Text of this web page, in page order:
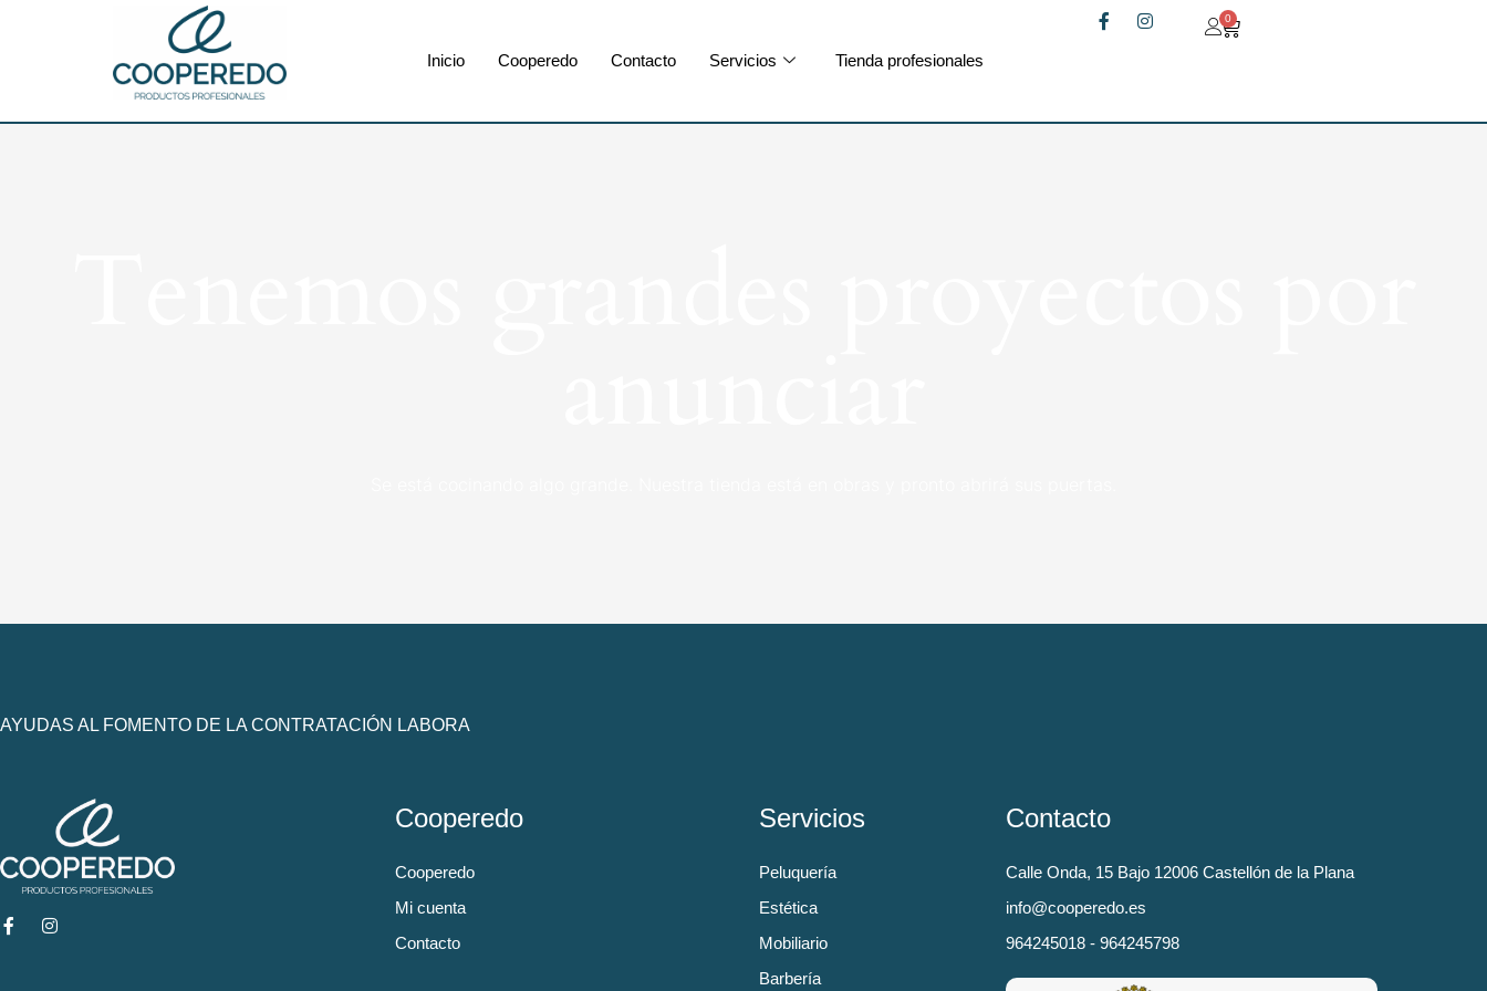
Inicio Cooperedo Contacto Servicios Tienda profesionales
0
AYUDAS AL FOMENTO DE LA CONTRATACIÓN LABORA
Cooperedo
Cooperedo
Mi cuenta
Contacto
Servicios
Peluquería
Estética
Mobiliario
Barbería
Contacto
Calle Onda, 15 Bajo 12006 Castellón de la Plana
info@cooperedo.es
964245018 - 964245798